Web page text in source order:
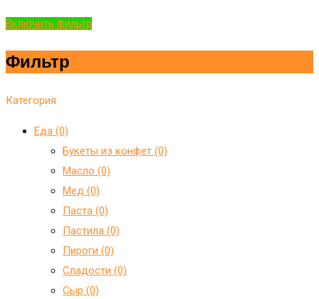
Включить фильтр
Фильтр
Категория
Еда (0)
Букеты из конфет (0)
Масло (0)
Мед (0)
Паста (0)
Пастила (0)
Пироги (0)
Сладости (0)
Сыр (0)